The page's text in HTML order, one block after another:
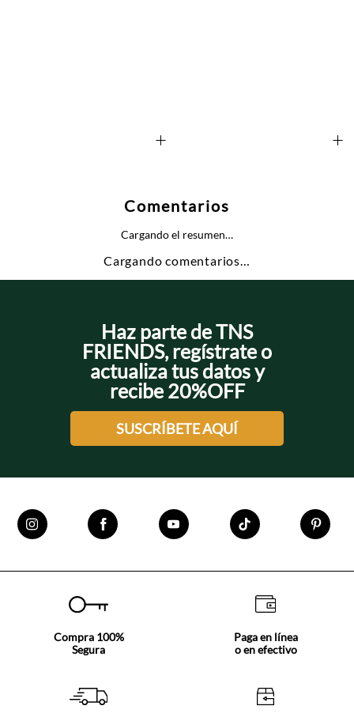
+ +
Comentarios
Cargando el resumen…
Cargando comentarios…
Haz parte de TNS
FRIENDS, regístrate o
actualiza tus datos y
recibe 20%OFF
SUSCRÍBETE AQUÍ
Compra 100%
Segura
Paga en línea
o en efectivo